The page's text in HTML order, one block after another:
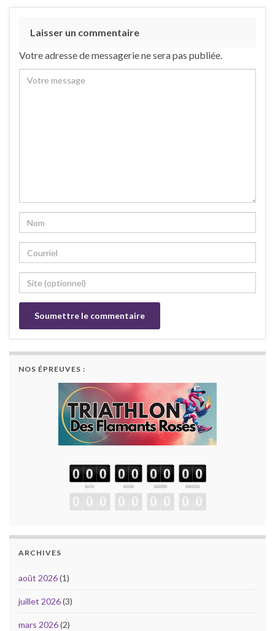
Laisser un commentaire
Votre adresse de messagerie ne sera pas publiée.
NOS ÉPREUVES :
ARCHIVES
août 2026(1)
juillet 2026(3)
mars 2026(2)